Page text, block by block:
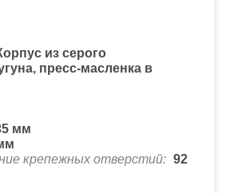
из серого
пресс-масленка в
мм
крепежных отверстий: 92